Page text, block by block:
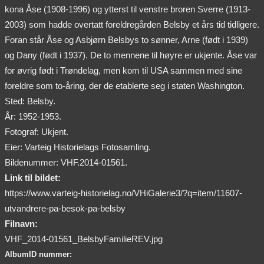
kona Åse (1908-1996) og ytterst til venstre broren Sverre (1913-
2003) som hadde overtatt foreldregården Belsby et års tid tidligere.
Foran står Åse og Asbjørn Belsbys to sønner, Arne (født i 1939)
og Dany (født i 1937). De to mennene til høyre er ukjente. Åse var
for øvrig født i Trøndelag, men kom til USA sammen med sine
foreldre som to-åring, der de etablerte seg i staten Washington.
Sted: Belsby.
År: 1952-1953.
Fotograf: Ukjent.
Eier: Varteig Historielags Fotosamling.
Bildenummer: VHF.2014-01561.
Link til bildet:
https://www.varteig-historielag.no/VHiGalerie3/?q=item/11607-
utvandrere-pa-besok-pa-belsby
Filnavn:
VHF_2014-01561_BelsbyFamilieREV.jpg
AlbumID nummer: